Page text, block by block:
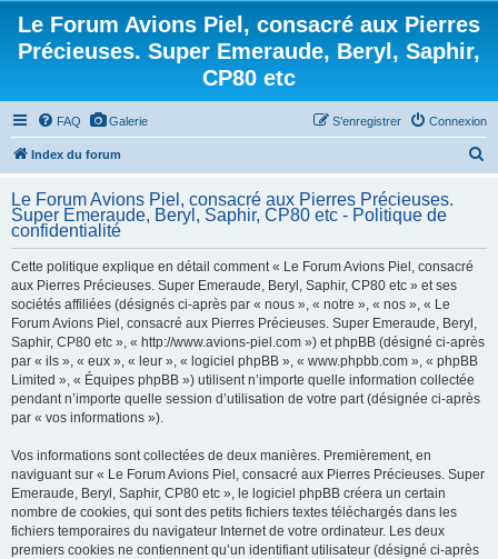
Le Forum Avions Piel, consacré aux Pierres
Précieuses. Super Emeraude, Beryl, Saphir,
CP80 etc
FAQ Galerie Connexion
S’enregistrer
Index du forum
Le Forum Avions Piel, consacré aux Pierres Précieuses.
Super Emeraude, Beryl, Saphir, CP80 etc - Politique de
confidentialité
Cette politique explique en détail comment « Le Forum Avions Piel, consacré
aux Pierres Précieuses. Super Emeraude, Beryl, Saphir, CP80 etc » et ses
sociétés affiliées (désignés ci-après par « nous », « notre », « nos », « Le
Forum Avions Piel, consacré aux Pierres Précieuses. Super Emeraude, Beryl,
Saphir, CP80 etc », « http://www.avions-piel.com ») et phpBB (désigné ci-après
par « ils », « eux », « leur », « logiciel phpBB », « www.phpbb.com », « phpBB
Limited », « Équipes phpBB ») utilisent n’importe quelle information collectée
pendant n’importe quelle session d’utilisation de votre part (désignée ci-après
par « vos informations »).
Vos informations sont collectées de deux manières. Premièrement, en
naviguant sur « Le Forum Avions Piel, consacré aux Pierres Précieuses. Super
Emeraude, Beryl, Saphir, CP80 etc », le logiciel phpBB créera un certain
nombre de cookies, qui sont des petits fichiers textes téléchargés dans les
fichiers temporaires du navigateur Internet de votre ordinateur. Les deux
premiers cookies ne contiennent qu’un identifiant utilisateur (désigné ci-après